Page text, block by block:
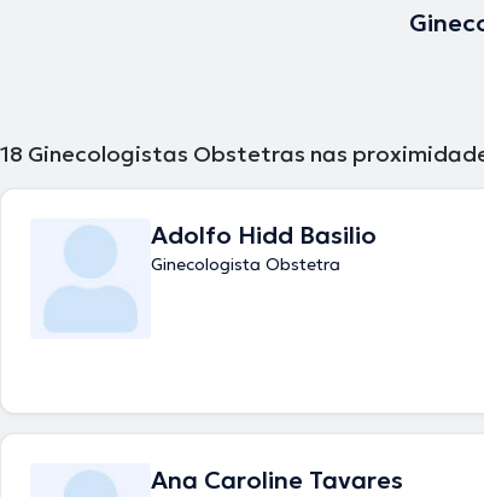
18 Ginecologistas Obstetras nas
Adolfo Hidd Basilio
Ginecologista Obstetra
Ana Caroline Tavares